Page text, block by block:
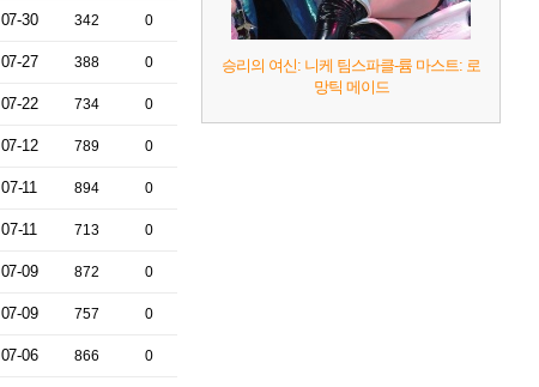
07-30 342 0
07-27 388 0
07-22 734 0
07-12 789 0
07-11 894 0
07-11 713 0
07-09 872 0
07-09 757 0
07-06 866 0
승리의 여신: 니케 팀스파클-륨 마스트: 로
망틱 메이드